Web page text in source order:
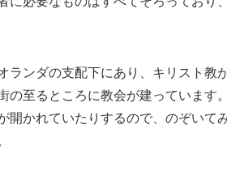
ランダの支配下にあり、キリスト教
の至るところに教会が建っています
開かれていたりするので、のぞいて